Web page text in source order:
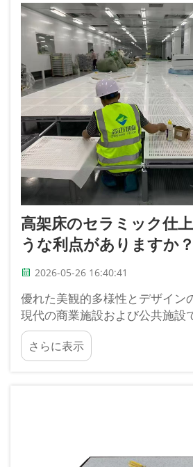
高架床のセラミック仕
うな利点がありますか？
2026-05-26 16:40:41
優れた美観的多様性とデザイン
現代の商業施設および公共施設
なうことなく、洗練されたイン
調和する床材が求められていま
高架床はまさにその要請に応え
さらに表示